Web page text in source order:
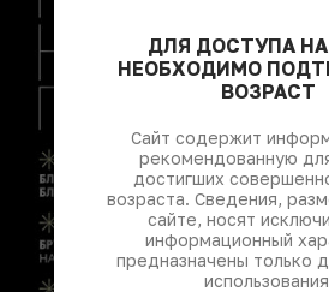
ДЛЯ ДОСТУПА
НЕОБХОДИМО
ВОЗРАСТ
Сайт содержит
рекомендованную
достигших
возраста. Сведения,
сайте, носят
информационный
предназначены только